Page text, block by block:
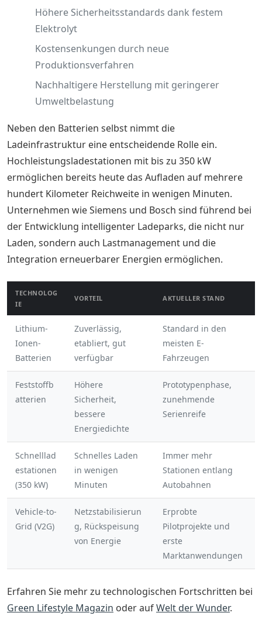
Höhere Sicherheitsstandards dank festem
Elektrolyt
Kostensenkungen durch neue
Produktionsverfahren
Nachhaltigere Herstellung mit geringerer
Umweltbelastung
Neben den Batterien selbst nimmt die
Ladeinfrastruktur eine entscheidende Rolle ein.
Hochleistungsladestationen mit bis zu 350 kW
ermöglichen bereits heute das Aufladen auf mehrere
hundert Kilometer Reichweite in wenigen Minuten.
Unternehmen wie Siemens und Bosch sind führend bei
der Entwicklung intelligenter Ladeparks, die nicht nur
Laden, sondern auch Lastmanagement und die
Integration erneuerbarer Energien ermöglichen.
TECHNOLOG
IE
VORTEIL AKTUELLER STAND
Lithium-
Ionen-
Batterien
Zuverlässig,
etabliert, gut
verfügbar
Standard in den
meisten E-
Fahrzeugen
Feststoffb
atterien
Höhere
Sicherheit,
bessere
Energiedichte
Prototypenphase,
zunehmende
Serienreife
Schnelllad
estationen
(350 kW)
Schnelles Laden
in wenigen
Minuten
Immer mehr
Stationen entlang
Autobahnen
Vehicle-to-
Grid (V2G)
Netzstabilisierun
g, Rückspeisung
von Energie
Erprobte
Pilotprojekte und
erste
Marktanwendungen
Erfahren Sie mehr zu technologischen Fortschritten bei
Green Lifestyle Magazin oder aufWelt der Wunder.